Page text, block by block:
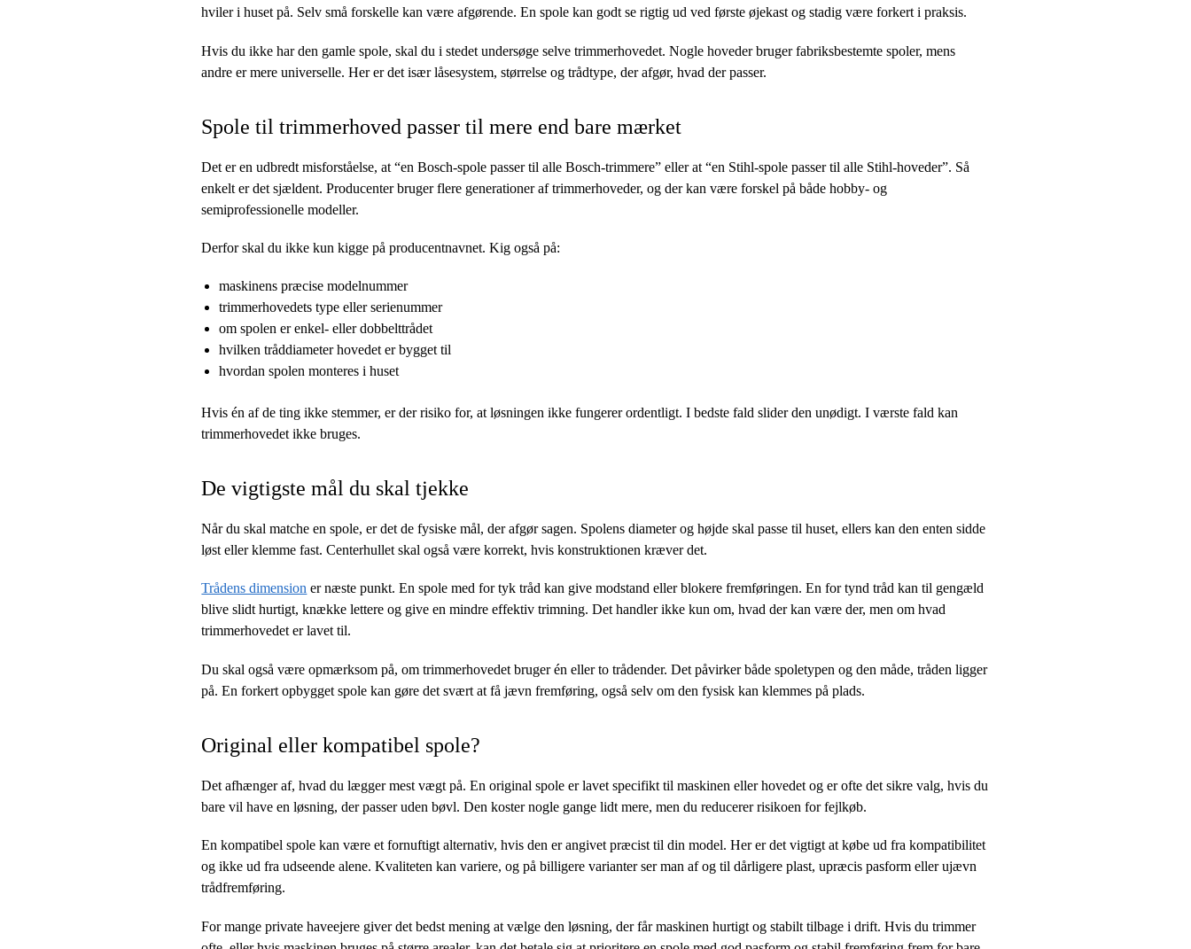
hviler i huset på. Selv små forskelle kan være afgørende. En spole kan godt se rigtig ud ved første øjekast og stadig være forkert i praksis.
Hvis du ikke har den gamle spole, skal du i stedet undersøge selve trimmerhovedet. Nogle hoveder bruger fabriksbestemte spoler, mens
andre er mere universelle. Her er det især låsesystem, størrelse og trådtype, der afgør, hvad der passer.
Spole til trimmerhoved passer til mere end bare mærket
Det er en udbredt misforståelse, at “en Bosch-spole passer til alle Bosch-trimmere” eller at “en Stihl-spole passer til alle Stihl-hoveder”. Så
enkelt er det sjældent. Producenter bruger flere generationer af trimmerhoveder, og der kan være forskel på både hobby- og
semiprofessionelle modeller.
Derfor skal du ikke kun kigge på producentnavnet. Kig også på:
maskinens præcise modelnummer
trimmerhovedets type eller serienummer
om spolen er enkel- eller dobbelttrådet
hvilken tråddiameter hovedet er bygget til
hvordan spolen monteres i huset
Hvis én af de ting ikke stemmer, er der risiko for, at løsningen ikke fungerer ordentligt. I bedste fald slider den unødigt. I værste fald kan
trimmerhovedet ikke bruges.
De vigtigste mål du skal tjekke
Når du skal matche en spole, er det de fysiske mål, der afgør sagen. Spolens diameter og højde skal passe til huset, ellers kan den enten sidde
løst eller klemme fast. Centerhullet skal også være korrekt, hvis konstruktionen kræver det.
Trådens dimension er næste punkt. En spole med for tyk tråd kan give modstand eller blokere fremføringen. En for tynd tråd kan til gengæld
blive slidt hurtigt, knække lettere og give en mindre effektiv trimning. Det handler ikke kun om, hvad der kan være der, men om hvad
trimmerhovedet er lavet til.
Du skal også være opmærksom på, om trimmerhovedet bruger én eller to trådender. Det påvirker både spoletypen og den måde, tråden ligger
på. En forkert opbygget spole kan gøre det svært at få jævn fremføring, også selv om den fysisk kan klemmes på plads.
Original eller kompatibel spole?
Det afhænger af, hvad du lægger mest vægt på. En original spole er lavet specifikt til maskinen eller hovedet og er ofte det sikre valg, hvis du
bare vil have en løsning, der passer uden bøvl. Den koster nogle gange lidt mere, men du reducerer risikoen for fejlkøb.
En kompatibel spole kan være et fornuftigt alternativ, hvis den er angivet præcist til din model. Her er det vigtigt at købe ud fra kompatibilitet
og ikke ud fra udseende alene. Kvaliteten kan variere, og på billigere varianter ser man af og til dårligere plast, upræcis pasform eller ujævn
trådfremføring.
For mange private haveejere giver det bedst mening at vælge den løsning, der får maskinen hurtigt og stabilt tilbage i drift. Hvis du trimmer